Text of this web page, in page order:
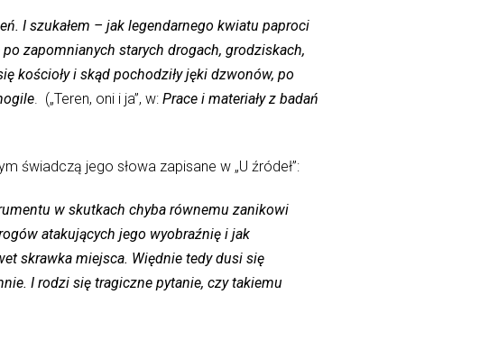
I szukałem – jak legendarnego kwiatu paproci
zapomnianych starych drogach, grodziskach,
kościoły i skąd pochodziły jęki dzwonów, po
. („Teren, oni i ja”, w: Prace i materiały z badań
świadczą jego słowa zapisane w „U źródeł”:
w skutkach chyba równemu zanikowi
atakujących jego wyobraźnię i jak
skrawka miejsca. Więdnie tedy dusi się
I rodzi się tragiczne pytanie, czy takiemu